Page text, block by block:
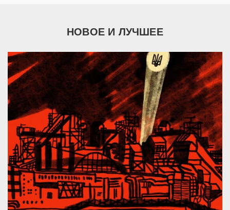
НОВОЕ И ЛУЧШЕЕ